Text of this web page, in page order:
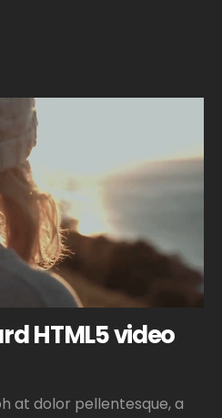
HTML5 video
at dolor pellentesque, a